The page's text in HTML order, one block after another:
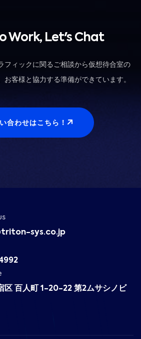
Work, Let's Chat
フィックに関るご相談から仮想待合室の
お客様と協力する準備ができています。
合わせはこちら！
sys.co.jp
区 百人町 1-20-22 第2ムサシノビ